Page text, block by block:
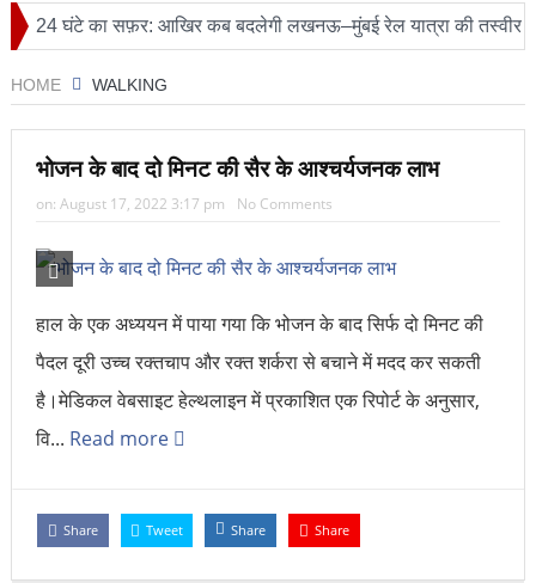
का सफ़र: आखिर कब बदलेगी लखनऊ–मुंबई रेल यात्रा की तस्वीर? ट्रंप
HOME WALKING
भोजन के बाद दो मिनट की सैर के आश्चर्यजनक लाभ
on: August 17, 2022 3:17 pm No Comments
हाल के एक अध्ययन में पाया गया कि भोजन के बाद सिर्फ दो मिनट की
पैदल दूरी उच्च रक्तचाप और रक्त शर्करा से बचाने में मदद कर सकती
है।मेडिकल वेबसाइट हेल्थलाइन में प्रकाशित एक रिपोर्ट के अनुसार,
वि... Read more
Share Tweet Share Share